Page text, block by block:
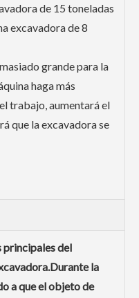
de 15 toneladas
excavadora de 8
grande para la
haga más
trabajo, aumentará el
que la excavadora se
principales del
la
a que el objeto de